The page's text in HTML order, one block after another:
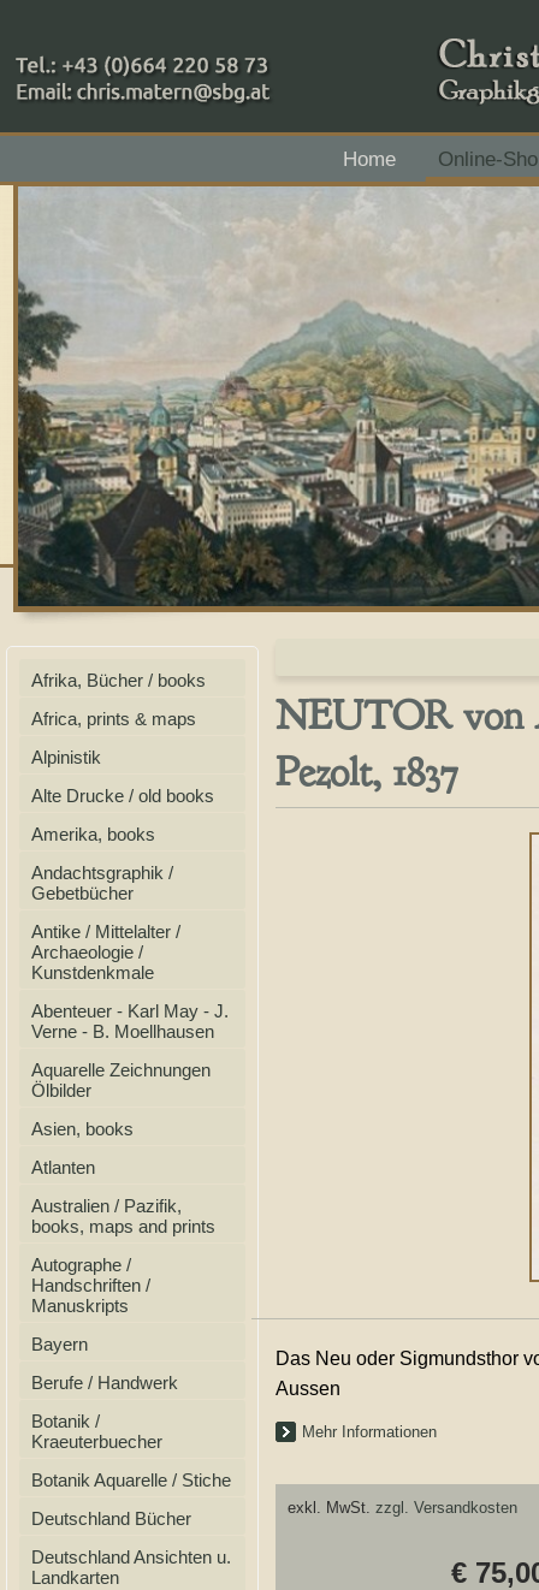
+43 (0)664 220 58 73
Home
Online-
Zahlungsmethoden: RAIBA - Flachgau Mitte - IBAN
Afrika, Bücher / books
Africa, prints & maps
Alpinistik
Alte Drucke / old books
Amerika, books
Andachtsgraphik /
Gebetbücher
Antike / Mittelalter /
Archaeologie /
Kunstdenkmale
Abenteuer - Karl May - J.
Verne - B. Moellhausen
Aquarelle Zeichnungen
Ölbilder
Asien, books
Atlanten
Australien / Pazifik,
books, maps and prints
Autographe /
Handschriften /
Manuskripts
Bayern
Berufe / Handwerk
Botanik /
Kraeuterbuecher
Botanik Aquarelle / Stiche
Deutschland Bücher
Deutschland Ansichten u.
Landkarten
NEUTOR von
Pezolt, 1837
Das Neu oder Sigmundsthor
Aussen
Mehr Informationen
exkl. MwSt. zzgl. Versandkosten
€